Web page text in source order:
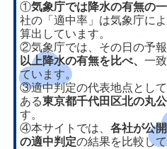
①気象庁では降水の有無の
社の「適中率」は気象庁に
算出しています。
②気象庁では、その日の予
以上降水の有無を比べ、一
ています。
③適中判定の代表地点とし
ある東京都千代田区北の丸
す。
④本サイトでは、各社が公
の適中判定の結果を比較して